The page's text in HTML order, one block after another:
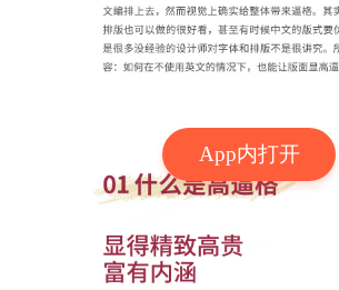
App内打开